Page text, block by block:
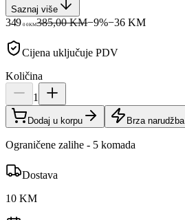
Saznaj više
349 00KM385,00 KM−9%−36 KM
Cijena uključuje PDV
Količina
1
Dodaj u korpu Brza narudžba
Ograničene zalihe - 5 komada
Dostava
10 KM